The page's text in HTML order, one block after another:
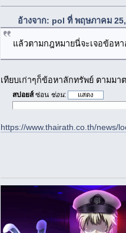
อ้างจาก: pol ที่ พฤษภาคม
แล้วตามกฎหมายนี่จะเจอข้อหา
เทียบเก่าๆก็ข้อหาลักทรัพย์ ตามมา
สปอยส์ซ่อน ซ่อน:
https://www.thairath.co.th/news/